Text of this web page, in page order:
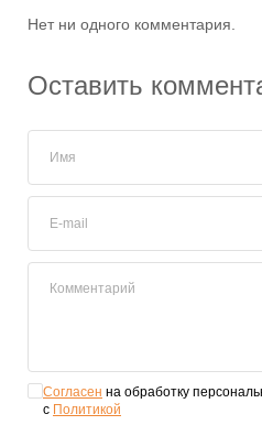
Нет ни одного комментария.
Оставить
Имя
E-mail
Комментарий
Согласен на обработку
с Политикой